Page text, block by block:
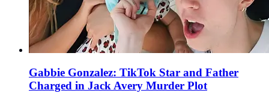
Gabbie Gonzalez: TikTok Star and Father
Charged in Jack Avery Murder Plot